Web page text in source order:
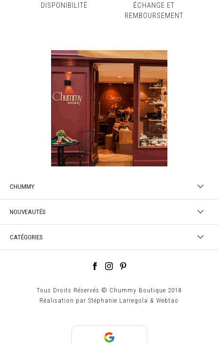
DISPONIBILITÉ
ÉCHANGE ET
REMBOURSEMENT
CHUMMY
NOUVEAUTÉS
CATÉGORIES
Tous Droits Réservés © Chummy Boutique 2018
Réalisation par Stéphanie Larregola & Webtao